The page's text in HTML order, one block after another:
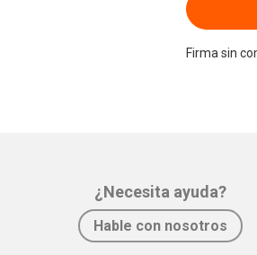
Firma sin
¿Necesita ayuda?
Hable con nosotros